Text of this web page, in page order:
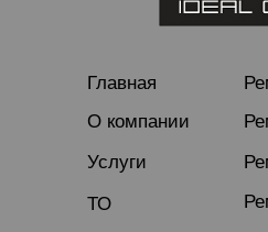
Главная
Услуги
О компании
ТО